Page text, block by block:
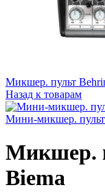
Микшер. пульт
Назад к товарам
Мини-микшер.
Микшер.
Biema